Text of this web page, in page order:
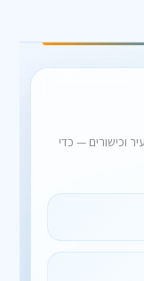
וכישורים — כדי